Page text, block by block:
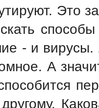
Это
- и
А